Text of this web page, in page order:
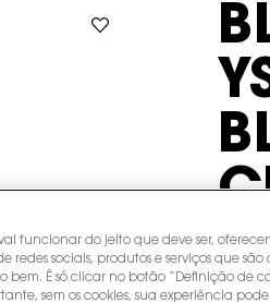
funcionar do jeito que deve ser,
redes sociais, produtos e serviços que são
É só clicar no botão “Definição de
sem os cookies, sua experiência pode